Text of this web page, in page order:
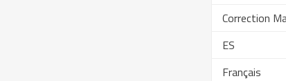
Correction
ES
Français